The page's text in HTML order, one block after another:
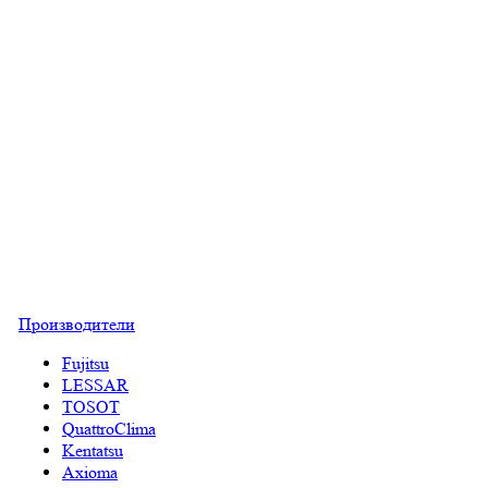
Производители
Fujitsu
LESSAR
TOSOT
QuattroClima
Kentatsu
Axioma